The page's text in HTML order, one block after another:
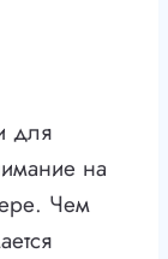
для
на
Чем